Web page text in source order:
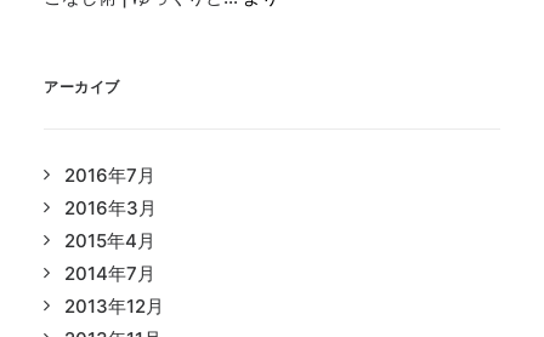
アーカイブ
2016年7月
2016年3月
2015年4月
2014年7月
2013年12月